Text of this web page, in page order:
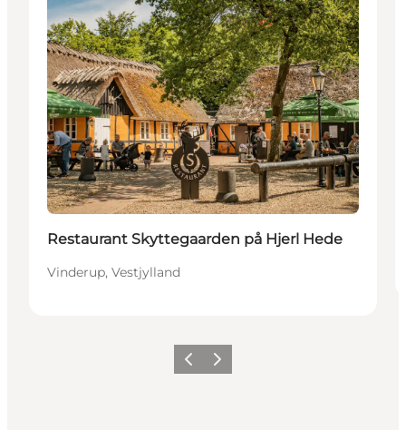
Restaurant Skyttegaarden på Hjerl Hede
Vinderup, Vestjylland
ForrigeNæste